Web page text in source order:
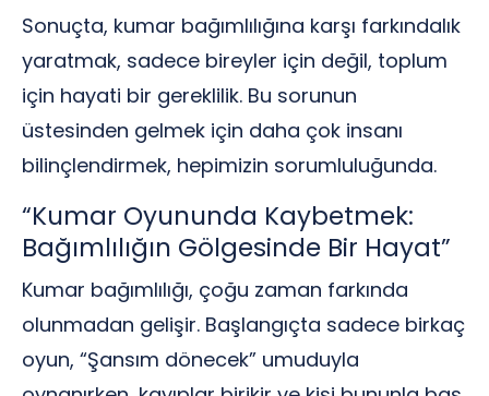
Sonuçta, kumar bağımlılığına karşı farkındalık
yaratmak, sadece bireyler için değil, toplum
için hayati bir gereklilik. Bu sorunun
üstesinden gelmek için daha çok insanı
bilinçlendirmek, hepimizin sorumluluğunda.
“Kumar Oyununda Kaybetmek:
Bağımlılığın Gölgesinde Bir Hayat”
Kumar bağımlılığı, çoğu zaman farkında
olunmadan gelişir. Başlangıçta sadece birkaç
oyun, “Şansım dönecek” umuduyla